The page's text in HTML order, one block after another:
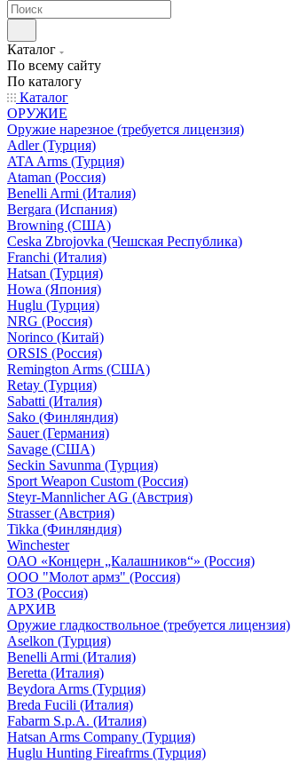
Каталог
По всему сайту
По каталогу
Каталог
ОРУЖИЕ
Оружие нарезное (требуется лицензия)
Adler (Турция)
ATA Arms (Турция)
Ataman (Россия)
Benelli Armi (Италия)
Bergara (Испания)
Browning (США)
Ceska Zbrojovka (Чешская Республика)
Franchi (Италия)
Hatsan (Турция)
Howa (Япония)
Huglu (Турция)
NRG (Россия)
Norinco (Китай)
ORSIS (Россия)
Remington Arms (США)
Retay (Турция)
Sabatti (Италия)
Sako (Финляндия)
Sauer (Германия)
Savage (США)
Seckin Savunma (Турция)
Sport Weapon Custom (Россия)
Steyr-Mannlicher AG (Австрия)
Strasser (Австрия)
Tikka (Финляндия)
Winchester
ОАО «Концерн „Калашников“» (Россия)
ООО "Молот армз" (Россия)
ТОЗ (Россия)
АРХИВ
Оружие гладкоствольное (требуется лицензия)
Aselkon (Турция)
Benelli Armi (Италия)
Beretta (Италия)
Beydora Arms (Турция)
Breda Fucili (Италия)
Fabarm S.p.A. (Италия)
Hatsan Arms Company (Турция)
Huglu Hunting Fireafrms (Турция)